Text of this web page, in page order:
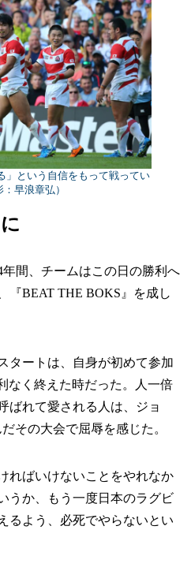
」という自信をもって戦ってい
早浪章弘）
間、チームはこの日の勝利へ
『BEAT THE BOKS』を成し
タートは、自身が初めて参加
なく終えた時だった。人一倍
ばれて愛される人は、ジョ
その大会で屈辱を感じた。
ればいけないことをやれなか
うか、もう一度日本のラグビ
るよう、必死でやらないとい